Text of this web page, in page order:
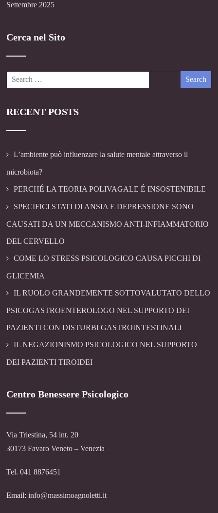
Settembre 2025
Cerca nel Sito
RECENT POSTS
L’ambiente può influenzare la salute mentale attraverso il
microbiota?
PERCHÉ LA TEORIA POLIVAGALE É INSOSTENIBILE
SPECIFICI STATI DI ANSIA E DEPRESSIONE SONO
CAUSATI DA UN MECCANISMO ANTI-INFIAMMATORIO
DEL CERVELLO
COME LO STRESS PSICOLOGICO CAUSA PICCHI DI
GLICEMIA
IL RUOLO GRANDEMENTE SOTTOVALUTATO DELLO
PSICOGASTROENTEROLOGO NEL SUPPORTO DEI
PAZIENTI CON DISTURBI GASTROINTESTINALI
IL NEGAZIONISMO PSICOLOGICO NEL SUPPORTO
DEI PAZIENTI TIROIDEI
Centro Benessere Psicologico
Via Triestina, 54 int. 20
30173 Favaro Veneto – Venezia
Tel. 041 8876451
Email: info@massimoagnoletti.it